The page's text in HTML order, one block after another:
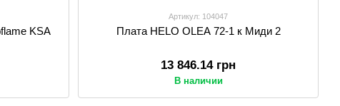
KSA
Артикул: 104047
Плата HELO OLEA 72-1 к Миди 2
13 846.14 грн
В наличии